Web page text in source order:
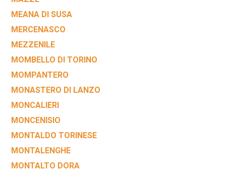
MEANA DI SUSA
MERCENASCO
MEZZENILE
MOMBELLO DI TORINO
MOMPANTERO
MONASTERO DI LANZO
MONCALIERI
MONCENISIO
MONTALDO TORINESE
MONTALENGHE
MONTALTO DORA